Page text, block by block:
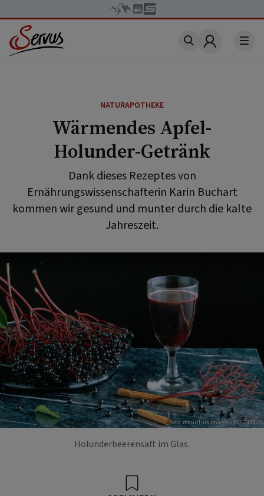
Account
NATURAPOTHEKE
Wärmendes Apfel-
Holunder-Getränk
Dank dieses Rezeptes von
Ernährungswissenschafterin Karin Buchart
kommen wir gesund und munter durch die kalte
Jahreszeit.
Foto: mauritius images/ ROSENFELD
Holunderbeerensaft im Glas.